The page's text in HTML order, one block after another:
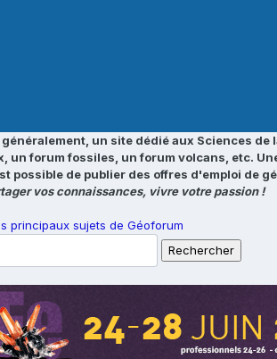
un site dédié aux Sciences
forum fossiles, un forum volcans, etc.
de publier des offres d'emploi de
vos connaissances, vivre votre passion !
principaux sujets de Géoforum